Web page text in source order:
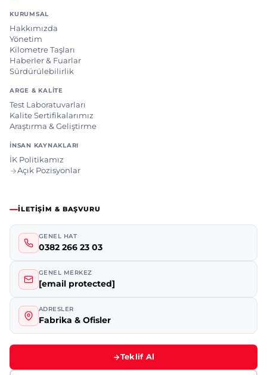
KURUMSAL
Hakkımızda
Yönetim
Kilometre Taşları
Haberler & Fuarlar
Sürdürülebilirlik
ARGE & KALITE
Test Laboratuvarları
Kalite Sertifikalarımız
Araştırma & Geliştirme
İNSAN KAYNAKLARI
İK Politikamız
Açık Pozisyonlar
İLETIŞIM & BAŞVURU
GENEL HAT
0382 266 23 03
GENEL MERKEZ
[email protected]
ADRESLER
Fabrika & Ofisler
Teklif Al